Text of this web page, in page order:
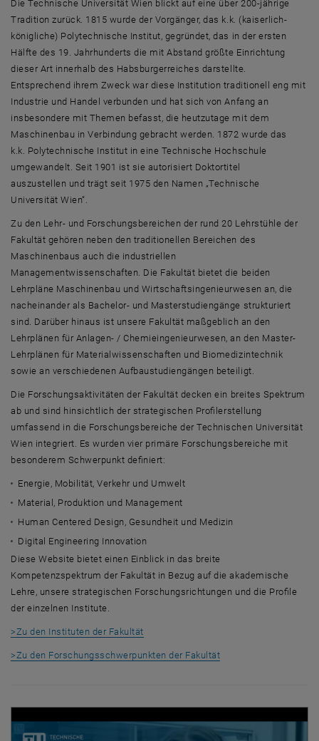
Die Technische Universität Wien blickt auf eine über 200-jährige
Tradition zurück. 1815 wurde der Vorgänger, das k.k. (kaiserlich-
königliche) Polytechnische Institut, gegründet, das in der ersten
Hälfte des 19. Jahrhunderts die mit Abstand größte Einrichtung
dieser Art innerhalb des Habsburgerreiches darstellte.
Entsprechend ihrem Zweck war diese Institution traditionell eng mit
Industrie und Handel verbunden und hat sich von Anfang an
insbesondere mit Themen befasst, die heutzutage mit dem
Maschinenbau in Verbindung gebracht werden. 1872 wurde das
k.k. Polytechnische Institut in eine Technische Hochschule
umgewandelt. Seit 1901 ist sie autorisiert Doktortitel
auszustellen und trägt seit 1975 den Namen „Technische
Universität Wien“.
Zu den Lehr- und Forschungsbereichen der rund 20 Lehrstühle der
Fakultät gehören neben den traditionellen Bereichen des
Maschinenbaus auch die industriellen
Managementwissenschaften. Die Fakultät bietet die beiden
Lehrpläne Maschinenbau und Wirtschaftsingenieurwesen an, die
nacheinander als Bachelor- und Masterstudiengänge strukturiert
sind. Darüber hinaus ist unsere Fakultät maßgeblich an den
Lehrplänen für Anlagen- / Chemieingenieurwesen, an den Master-
Lehrplänen für Materialwissenschaften und Biomedizintechnik
sowie an verschiedenen Aufbaustudiengängen beteiligt.
Die Forschungsaktivitäten der Fakultät decken ein breites Spektrum
ab und sind hinsichtlich der strategischen Profilerstellung
umfassend in die Forschungsbereiche der Technischen Universität
Wien integriert. Es wurden vier primäre Forschungsbereiche mit
besonderem Schwerpunkt definiert:
Energie, Mobilität, Verkehr und Umwelt
Material, Produktion und Management
Human Centered Design , Gesundheit und Medizin
Digital Engineering Innovation
Diese Website bietet einen Einblick in das breite
Kompetenzspektrum der Fakultät in Bezug auf die akademische
Lehre, unsere strategischen Forschungsrichtungen und die Profile
der einzelnen Institute.
>Zu den Instituten der Fakultät
>Zu den Forschungsschwerpunkten der Fakultät